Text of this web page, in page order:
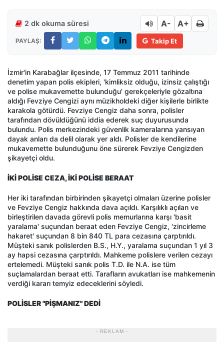
2 dk okuma süresi A- A+
PAYLAŞ: Takip Et
İzmir'in Karabağlar ilçesinde, 17 Temmuz 2011 tarihinde
denetim yapan polis ekipleri, 'kimliksiz olduğu, izinsiz çalıştığı
ve polise mukavemette bulunduğu' gerekçeleriyle gözaltına
aldığı Fevziye Cengizi aynı müzikholdeki diğer kişilerle birlikte
karakola götürdü. Fevziye Cengiz daha sonra, polisler
tarafından dövüldüğünü iddia ederek suç duyurusunda
bulundu. Polis merkezindeki güvenlik kameralarına yansıyan
dayak anları da delil olarak yer aldı. Polisler de kendilerine
mukavemette bulunduğunu öne sürerek Fevziye Cengizden
şikayetçi oldu.
İKİ POLİSE CEZA, İKİ POLİSE BERAAT
Her iki tarafından birbirinden şikayetçi olmaları üzerine polisler
ve Fevziye Cengiz hakkında dava açıldı. Karşılıklı açılan ve
birleştirilen davada görevli polis memurlarına karşı 'basit
yaralama' suçundan beraat eden Fevziye Cengiz, 'zincirleme
hakaret' suçundan 8 bin 840 TL para cezasına çarptırıldı.
Müşteki sanık polislerden B.S., H.Y., yaralama suçundan 1 yıl 3
ay hapsi cezasına çarptırıldı. Mahkeme polislere verilen cezayı
ertelemedi. Müşteki sanık polis T.D. ile N.A. ise tüm
suçlamalardan beraat etti. Tarafların avukatları ise mahkemenin
verdiği kararı temyiz edeceklerini söyledi.
POLİSLER "PİŞMANIZ" DEDİ
- REKLAM -